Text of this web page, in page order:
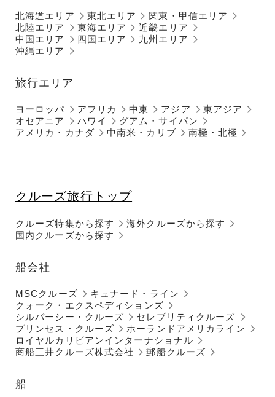
北海道エリア 東北エリア
関東・甲信エリア
北陸エリア
東海エリア
近畿エリア
中国エリア
四国エリア
九州エリア
沖縄エリア
旅行エリア
ヨーロッパ アフリカ 中東 アジア
東アジア
オセアニア
ハワイ
グアム・サイパン
アメリカ・カナダ
中南米・カリブ 南極・北極
クルーズ旅行トップ
クルーズ特集から探す
国内クルーズから探す
海外クルーズから探す
船会社
MSCクルーズ
キュナード・ライン
クォーク・エクスペディションズ
シルバーシー・クルーズ
セレブリティクルーズ
プリンセス・クルーズ
ホーランドアメリカライン
ロイヤルカリビアンインターナショナル
商船三井クルーズ株式会社
郵船クルーズ
船